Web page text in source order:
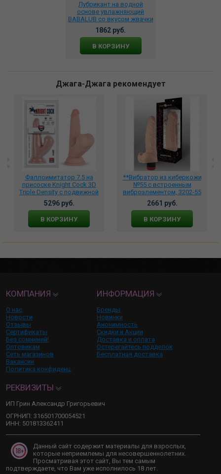
Лубрикант на водной
основе увлажняющий
BABALUB со вкусом жвачки
50 мл., IN0587
1862 руб.
В КОРЗИНУ
Джага-Джага рекомендует
Фаллоимитатор 7.5 на
присоске Knight Cock 3D
Triple Density с подвижной
мошонкой, VN317020
5296 руб.
В КОРЗИНУ
**Вибратор из киберкожи
№55 с встроенным
виброэлементом, 3202-55
2661 руб.
В КОРЗИНУ
КОМПАНИЯ
О нас
Новости
Отзывы
Сертификаты
Без сомнений!
Оптовикам
Сеть магазинов
Вакансии
Политика конфиденц.
ИНФОРМАЦИЯ
Бренды
Новинки
Анонимность
Скидки и Акции
Доставка и оплата
Остерегайтесь подделок
Бесплатная доставка
РЕКВИЗИТЫ
ИП Грин Александр Григорьевич
ОГРНИП: 316501700054521
ИНН: 501813362411
Данный сайт содержит материалы для взрослых,
которые неприемлемы для несовершеннолетних.
Просматривая этот сайт, Вы тем самым
подтверждаете, что Вам уже исполнилось 18 лет.